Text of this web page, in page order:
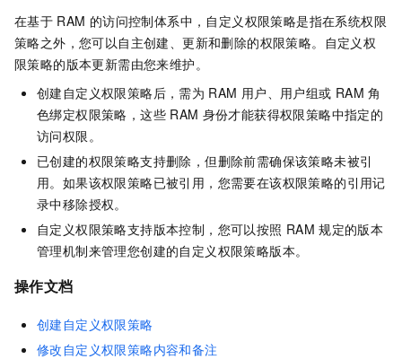
在基于 RAM 的访问控制体系中，自定义权限策略是指在系统权限
策略之外，您可以自主创建、更新和删除的权限策略。自定义权
限策略的版本更新需由您来维护。
创建自定义权限策略后，需为 RAM 用户、用户组或 RAM 角
色绑定权限策略，这些 RAM 身份才能获得权限策略中指定的
访问权限。
已创建的权限策略支持删除，但删除前需确保该策略未被引
用。如果该权限策略已被引用，您需要在该权限策略的引用记
录中移除授权。
自定义权限策略支持版本控制，您可以按照 RAM 规定的版本
管理机制来管理您创建的自定义权限策略版本。
操作文档
创建自定义权限策略
修改自定义权限策略内容和备注